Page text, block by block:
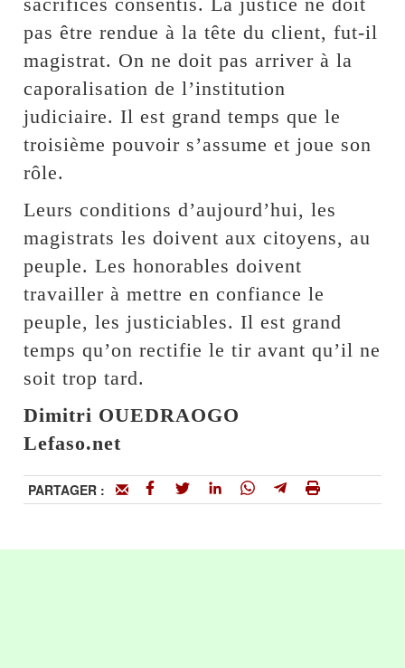
pas être rendue à la tête du client, fut-il
magistrat. On ne doit pas arriver à la
caporalisation de l’institution
judiciaire. Il est grand temps que le
troisième pouvoir s’assume et joue son
rôle.
Leurs conditions d’aujourd’hui, les
magistrats les doivent aux citoyens, au
peuple. Les honorables doivent
travailler à mettre en confiance le
peuple, les justiciables. Il est grand
temps qu’on rectifie le tir avant qu’il ne
soit trop tard.
Dimitri OUEDRAOGO
Lefaso.net
PARTAGER :